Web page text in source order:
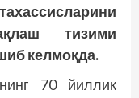
тизими
келмоқда.
70 йиллик